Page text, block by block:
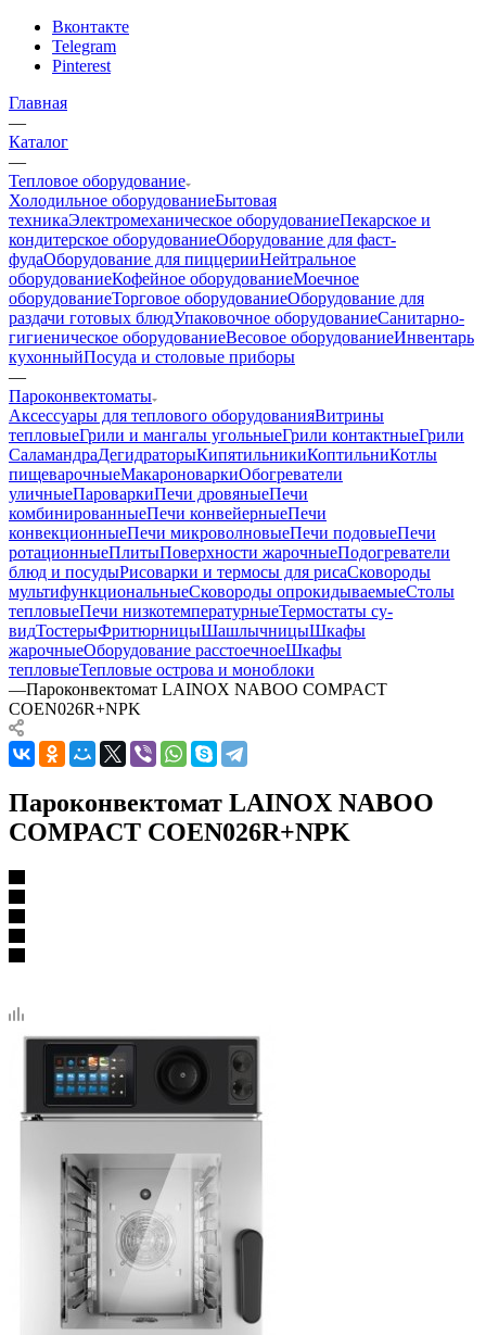
Вконтакте
Telegram
Pinterest
Главная
—
Каталог
—
Тепловое оборудование
Холодильное оборудованиеБытовая
техникаЭлектромеханическое оборудованиеПекарское и
кондитерское оборудованиеОборудование для фаст-
фудаОборудование для пиццерииНейтральное
оборудованиеКофейное оборудованиеМоечное
оборудованиеТорговое оборудованиеОборудование для
раздачи готовых блюдУпаковочное оборудованиеСанитарно-
гигиеническое оборудованиеВесовое оборудованиеИнвентарь
кухонныйПосуда и столовые приборы
—
Пароконвектоматы
Аксессуары для теплового оборудованияВитрины
тепловыеГрили и мангалы угольныеГрили контактныеГрили
СаламандраДегидраторыКипятильникиКоптильниКотлы
пищеварочныеМакароноваркиОбогреватели
уличныеПароваркиПечи дровяныеПечи
комбинированныеПечи конвейерныеПечи
конвекционныеПечи микроволновыеПечи подовыеПечи
ротационныеПлитыПоверхности жарочныеПодогреватели
блюд и посудыРисоварки и термосы для рисаСковороды
мультифункциональныеСковороды опрокидываемыеСтолы
тепловыеПечи низкотемпературныеТермостаты су-
видТостерыФритюрницыШашлычницыШкафы
жарочныеОборудование расстоечноеШкафы
тепловыеТепловые острова и моноблоки
—Пароконвектомат LAINOX NABOO COMPACT
COEN026R+NPK
Пароконвектомат LAINOX NABOO
COMPACT COEN026R+NPK